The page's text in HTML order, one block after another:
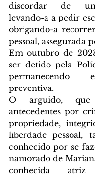
discordar de
levando-a a pedir
obrigando-a
pessoal, assegurada
Em outubro de
ser detido pela
permanecendo
preventiva.
O arguido,
antecedentes por
propriedade,
liberdade pessoal,
conhecido por se
namorado de
conhecida atriz